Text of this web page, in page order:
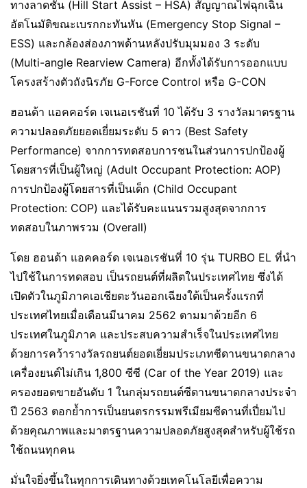
ทางลาดชัน (Hill Start Assist – HSA) สัญญาณไฟฉุกเฉิน
อัตโนมัติขณะเบรกกะทันหัน (Emergency Stop Signal –
ESS) และกล้องส่องภาพด้านหลังปรับมุมมอง 3 ระดับ
(Multi-angle Rearview Camera) อีกทั้งได้รับการออกแบบ
โครงสร้างตัวถังนิรภัย G-Force Control หรือ G-CON
ฮอนด้า แอคคอร์ด เจเนอเรชันที่ 10 ได้รับ 3 รางวัลมาตรฐาน
ความปลอดภัยยอดเยี่ยมระดับ 5 ดาว (Best Safety
Performance) จากการทดสอบการชนในส่วนการปกป้องผู้
โดยสารที่เป็นผู้ใหญ่ (Adult Occupant Protection: AOP)
การปกป้องผู้โดยสารที่เป็นเด็ก (Child Occupant
Protection: COP) และได้รับคะแนนรวมสูงสุดจากการ
ทดสอบในภาพรวม (Overall)
โดย ฮอนด้า แอคคอร์ด เจเนอเรชันที่ 10 รุ่น TURBO EL ที่นำ
ไปใช้ในการทดสอบ เป็นรถยนต์ที่ผลิตในประเทศไทย ซึ่งได้
เปิดตัวในภูมิภาคเอเชียตะวันออกเฉียงใต้เป็นครั้งแรกที่
ประเทศไทยเมื่อเดือนมีนาคม 2562 ตามมาด้วยอีก 6
ประเทศในภูมิภาค และประสบความสำเร็จในประเทศไทย
ด้วยการคว้ารางวัลรถยนต์ยอดเยี่ยมประเภทซีดานขนาดกลาง
เครื่องยนต์ไม่เกิน 1,800 ซีซี (Car of the Year 2019) และ
ครองยอดขายอันดับ 1 ในกลุ่มรถยนต์ซีดานขนาดกลางประจำ
ปี 2563 ตอกย้ำการเป็นยนตรกรรมพรีเมียมซีดานที่เปี่ยมไป
ด้วยคุณภาพและมาตรฐานความปลอดภัยสูงสุดสำหรับผู้ใช้รถ
ใช้ถนนทุกคน
มั่นใจยิ่งขึ้นในทุกการเดินทางด้วยเทคโนโลยีเพื่อความ